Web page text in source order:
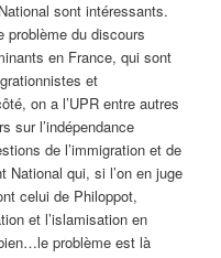
sont intéressants.
problème du discours
en France, qui sont
et
on a l’UPR entre autres
sur l’indépendance
de l’immigration et de
National qui, si l’on en juge
celui de Philoppot,
et l’islamisation en
problème est là